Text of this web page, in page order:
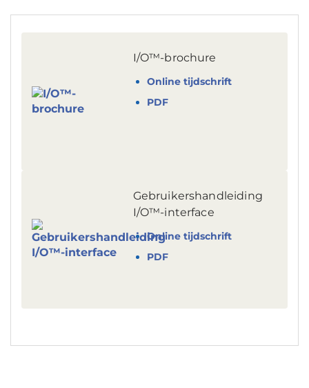
I/O™-brochure
Online tijdschrift
PDF
Gebruikershandleiding
I/O™-interface
Online tijdschrift
PDF